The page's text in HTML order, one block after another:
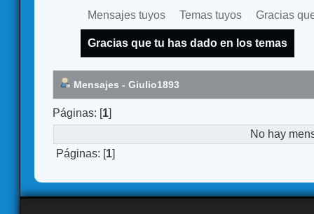
Mensajes tuyos Temas tuyos Gracias
Gracias que tu has dado en los temas
Mensajes - Giulio1893
Páginas: [1]
No hay
Páginas: [1]